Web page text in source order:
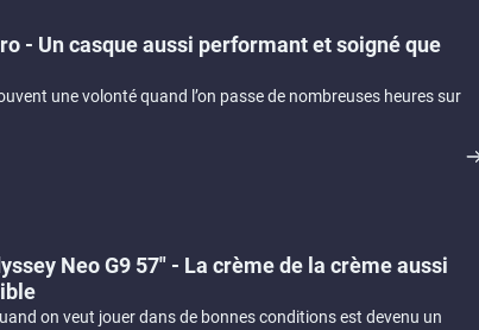
- Un casque aussi performant et soigné que
une volonté quand l’on passe de nombreuses heures sur
Neo G9 57" - La crème de la crème aussi
on veut jouer dans de bonnes conditions est devenu un